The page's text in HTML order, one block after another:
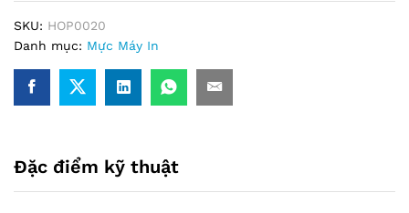
SKU: HOP0020
Danh mục: Mực Máy In
Đặc điểm kỹ thuật